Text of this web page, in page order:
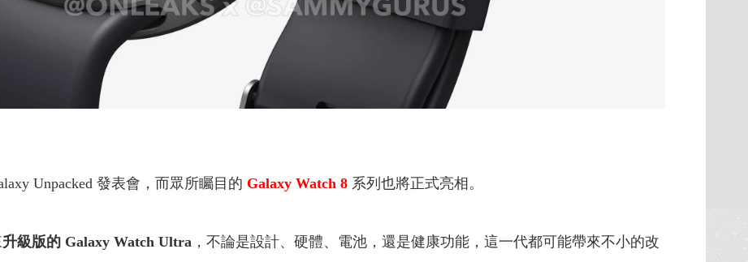
Unpacked 發表會，而眾所矚目的 Galaxy Watch 8 系列也將正式亮相。
升級版的 Galaxy Watch Ultra ，不論是設計、硬體、電池，還是健康功能，這一代都可能帶來不小的改